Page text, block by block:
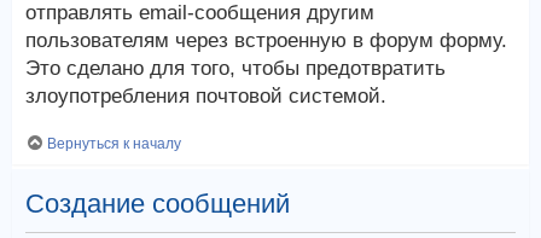
отправлять email-сообщения другим
пользователям через встроенную в форум форму.
Это сделано для того, чтобы предотвратить
злоупотребления почтовой системой.
Вернуться к началу
Создание сообщений